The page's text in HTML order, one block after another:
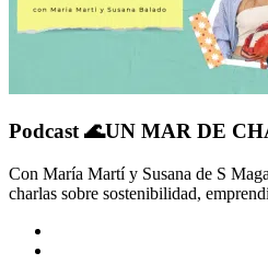
Podcast 🌊UN MAR DE
Con María Martí y Susana de S
charlas sobre sostenibilidad,